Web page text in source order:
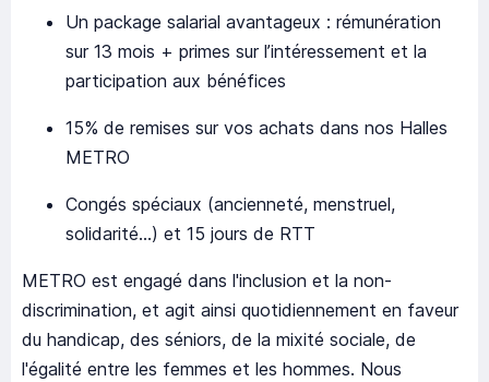
Un package salarial avantageux : rémunération
sur 13 mois + primes sur l’intéressement et la
participation aux bénéfices
15% de remises sur vos achats dans nos Halles
METRO
Congés spéciaux (ancienneté, menstruel,
solidarité…) et 15 jours de RTT
METRO est engagé dans l'inclusion et la non-
discrimination, et agit ainsi quotidiennement en faveur
du handicap, des séniors, de la mixité sociale, de
l'égalité entre les femmes et les hommes. Nous